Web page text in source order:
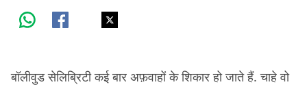
बॉलीवुड सेलिब्रिटी कई बार अफ़वाहों के शिकार हो जाते हैं. चाहे वो